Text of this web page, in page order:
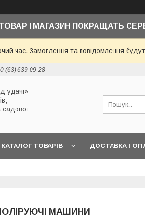
І МАГАЗИН ПОКРАЩАТЬ
час. Замовлення та повідомлення
(63) 639-09-28
удачі»
садової
КАТАЛОГ ТОВАРІВ ДОСТАВКА І
МАШИНИ